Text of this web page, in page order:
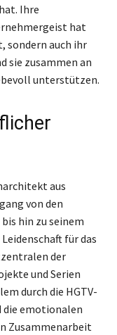
Ihre
hat
sondern auch ihr
sie zusammen an
unterstützen.
aus
von den
hin zu seinem
für das
der
und Serien
durch die HGTV-
die emotionalen
Zusammenarbeit